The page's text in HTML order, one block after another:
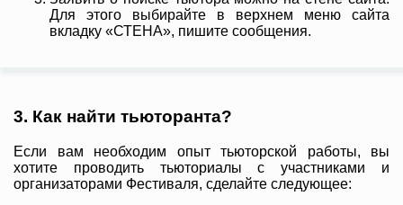
Для этого выбирайте в верхнем меню сайта
вкладку «СТЕНА», пишите сообщения.
3. Как найти тьюторанта?
Если вам необходим опыт тьюторской работы, вы
хотите проводить тьюториалы с участниками и
организаторами Фестиваля, сделайте следующее: